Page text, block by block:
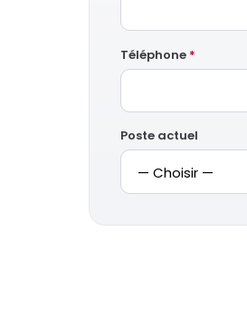
Téléphone *
Poste actuel